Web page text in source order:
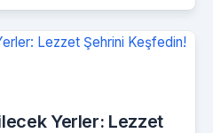
Yerler: Lezzet